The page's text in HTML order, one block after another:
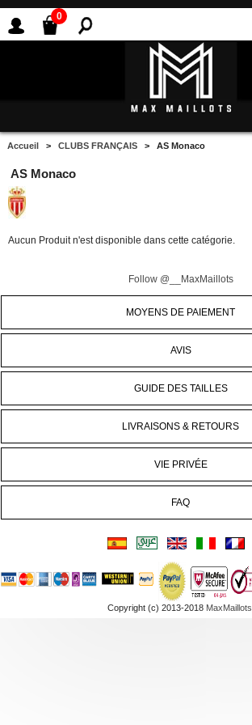
0
Accueil >CLUBS FRANÇAIS > AS Monaco
AS Monaco
Aucun Produit n'est disponible dans cette catégorie.
Follow @__MaxMaillots
MOYENS DE PAIEMENT
AVIS
GUIDE DES TAILLES
LIVRAISONS & RETOURS
VIE PRIVÉE
FAQ
Copyright (c) 2013-2018 MaxMaillots